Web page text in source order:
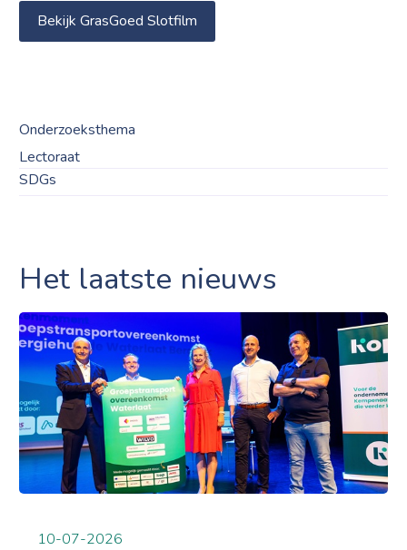
Bekijk GrasGoed Slotfilm
Onderzoeksthema
Lectoraat
SDGs
Het laatste nieuws
10-07-2026